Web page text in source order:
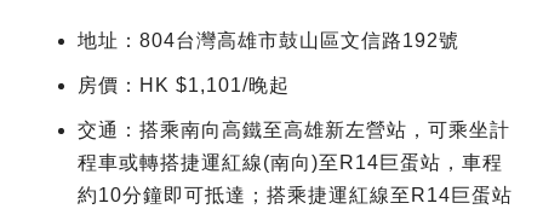
地址：804台灣高雄市鼓山區文信路192號
房價：HK $1,101/晚起
交通：搭乘南向高鐵至高雄新左營站，可乘坐計
程車或轉搭捷運紅線(南向)至R14巨蛋站，車程
約10分鐘即可抵達；搭乘捷運紅線至R14巨蛋站